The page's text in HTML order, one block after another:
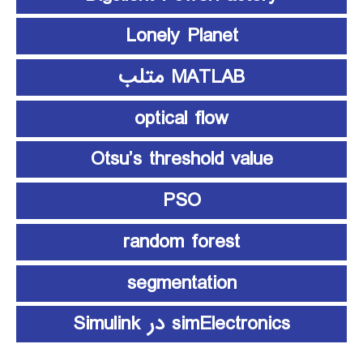
Lonely Planet
MATLAB متلب
optical flow
Otsu’s threshold value
PSO
random forest
segmentation
simElectronics در Simulink